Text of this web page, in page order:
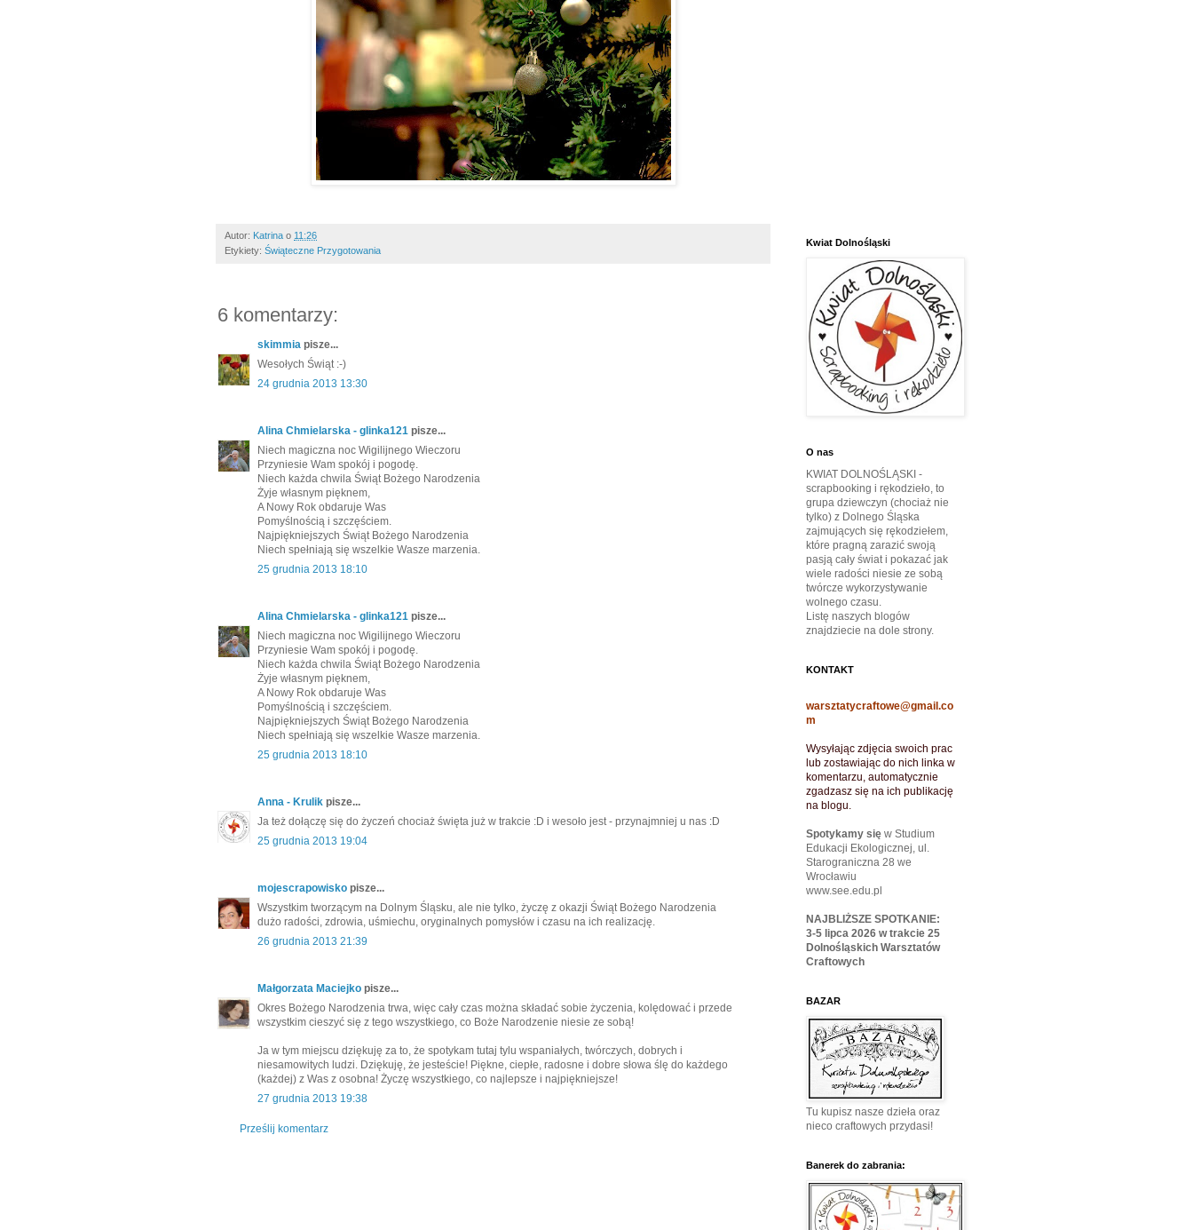
Autor: Katrina o 11:26
Etykiety: Świąteczne Przygotowania
6 komentarzy:
skimmia pisze...
Wesołych Świąt :-)
24 grudnia 2013 13:30
Alina Chmielarska - glinka121 pisze...
Niech magiczna noc Wigilijnego Wieczoru
Przyniesie Wam spokój i pogodę.
Niech każda chwila Świąt Bożego Narodzenia
Żyje własnym pięknem,
A Nowy Rok obdaruje Was
Pomyślnością i szczęściem.
Najpiękniejszych Świąt Bożego Narodzenia
Niech spełniają się wszelkie Wasze marzenia.
25 grudnia 2013 18:10
Alina Chmielarska - glinka121 pisze...
Niech magiczna noc Wigilijnego Wieczoru
Przyniesie Wam spokój i pogodę.
Niech każda chwila Świąt Bożego Narodzenia
Żyje własnym pięknem,
A Nowy Rok obdaruje Was
Pomyślnością i szczęściem.
Najpiękniejszych Świąt Bożego Narodzenia
Niech spełniają się wszelkie Wasze marzenia.
25 grudnia 2013 18:10
Anna - Krulik pisze...
Ja też dołączę się do życzeń chociaż święta już w trakcie :D i wesoło jest - przynajmniej u nas :D
25 grudnia 2013 19:04
mojescrapowisko pisze...
Wszystkim tworzącym na Dolnym Śląsku, ale nie tylko, życzę z okazji Świąt Bożego Narodzenia
dużo radości, zdrowia, uśmiechu, oryginalnych pomysłów i czasu na ich realizację.
26 grudnia 2013 21:39
Małgorzata Maciejko pisze...
Okres Bożego Narodzenia trwa, więc cały czas można składać sobie życzenia, kolędować i przede
wszystkim cieszyć się z tego wszystkiego, co Boże Narodzenie niesie ze sobą!
Ja w tym miejscu dziękuję za to, że spotykam tutaj tylu wspaniałych, twórczych, dobrych i
niesamowitych ludzi. Dziękuję, że jesteście! Piękne, ciepłe, radosne i dobre słowa ślę do każdego
(każdej) z Was z osobna! Życzę wszystkiego, co najlepsze i najpiękniejsze!
27 grudnia 2013 19:38
Prześlij komentarz
Kwiat Dolnośląski
O nas
KWIAT DOLNOŚLĄSKI -
scrapbooking i rękodzieło, to
grupa dziewczyn (chociaż nie
tylko) z Dolnego Śląska
zajmujących się rękodziełem,
które pragną zarazić swoją
pasją cały świat i pokazać jak
wiele radości niesie ze sobą
twórcze wykorzystywanie
wolnego czasu.
Listę naszych blogów
znajdziecie na dole strony.
KONTAKT
warsztatycraftowe@gmail.co
m
Wysyłając zdjęcia swoich prac
lub zostawiając do nich linka w
komentarzu, automatycznie
zgadzasz się na ich publikację
na blogu.
Spotykamy się w Studium
Edukacji Ekologicznej, ul.
Starograniczna 28 we
Wrocławiu
www.see.edu.pl
NAJBLIŻSZE SPOTKANIE:
3-5 lipca 2026 w trakcie 25
Dolnośląskich Warsztatów
Craftowych
BAZAR
Tu kupisz nasze dzieła oraz
nieco craftowych przydasi!
Banerek do zabrania: